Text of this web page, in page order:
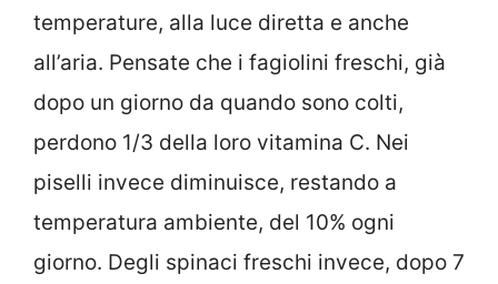
temperature, alla luce diretta e anche
all’aria. Pensate che i fagiolini freschi, già
dopo un giorno da quando sono colti,
perdono 1/3 della loro vitamina C. Nei
piselli invece diminuisce, restando a
temperatura ambiente, del 10% ogni
giorno. Degli spinaci freschi invece, dopo 7